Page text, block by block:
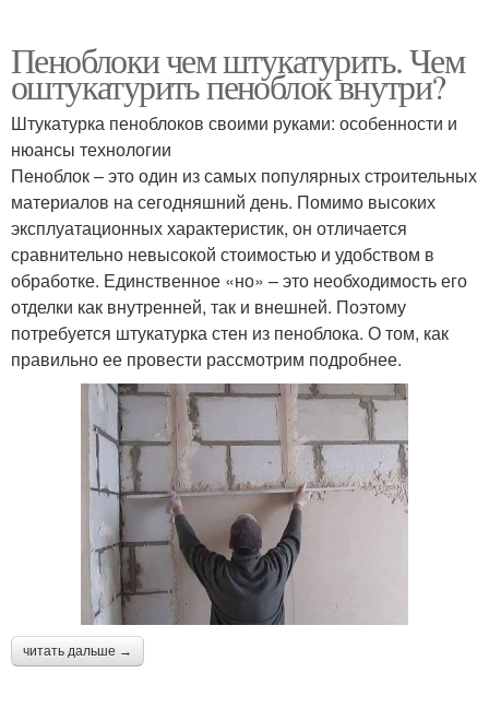
Пеноблоки чем штукатурить. Чем
оштукатурить пеноблок внутри?
Штукатурка пеноблоков своими руками: особенности и
нюансы технологии
Пеноблок – это один из самых популярных строительных
материалов на сегодняшний день. Помимо высоких
эксплуатационных характеристик, он отличается
сравнительно невысокой стоимостью и удобством в
обработке. Единственное «но» – это необходимость его
отделки как внутренней, так и внешней. Поэтому
потребуется штукатурка стен из пеноблока. О том, как
правильно ее провести рассмотрим подробнее.
читать дальше →